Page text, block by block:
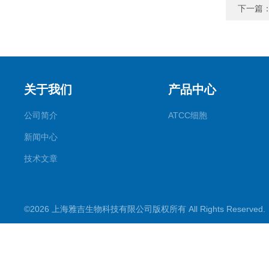
下一篇
关于我们
公司简介
新闻中心
技术文章
产品中心
ATCC细胞
©2026 上海雅吉生物科技有限公司版权所有 All Rights